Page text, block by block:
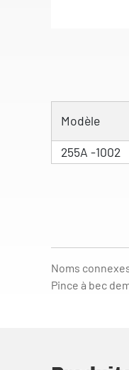
Modèle
255A -1002
Noms
Pince à bec